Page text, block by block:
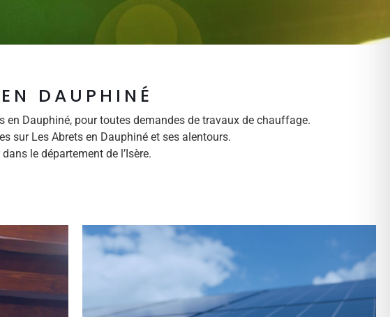
DAUPHINÉ
Dauphiné, pour toutes demandes de travaux de chauffage.
sur Les Abrets en Dauphiné et ses alentours.
dans le département de l’Isère.